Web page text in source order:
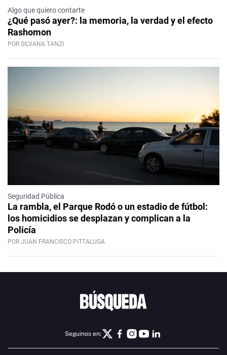
Algo que quiero contarte
¿Qué pasó ayer?: la memoria, la verdad y el efecto
Rashomon
POR SILVANA TANZI
Seguridad Pública
La rambla, el Parque Rodó o un estadio de fútbol:
los homicidios se desplazan y complican a la
Policía
POR JUAN FRANCISCO PITTALUGA
Seguinos en: